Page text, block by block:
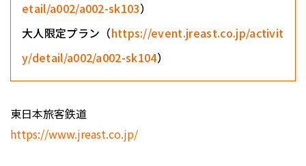
etail/a002/a002-sk103）
大人限定プラン（https://event.jreast.co.jp/activit
y/detail/a002/a002-sk104）
東日本旅客鉄道
https://www.jreast.co.jp/